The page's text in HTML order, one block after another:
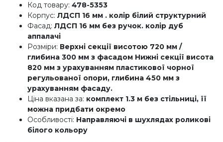
Код товару: 478-5353
Корпус: ЛДСП 16 мм . колір білий структурний
Фасад: ЛДСП 16 мм без ручок. колір дуб
аппалачі
Розміри: Верхні секції висотою 720 мм /
глибина 300 мм з фасадом Нижні секції висота
820 мм з урахуванням пластикової чорної
регульованої опори, глибина 450 мм з
урахуванням фасаду.
Ціна вказана за: комплект 1.3 м без стільниці, її
можна придбати окремо
Особливості: Направляючі в шухлядах роликові
білого кольору